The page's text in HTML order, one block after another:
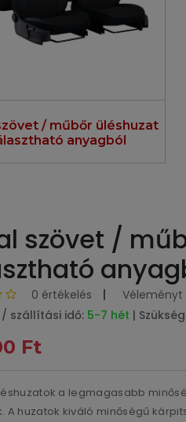
/ műbőr üléshuzat
anyagból
szövet /
0 értékelés
Véleményt
szállítási idő: 5-7 hét |
Ft
a legmagasabb
A huzatok kiváló minőségű